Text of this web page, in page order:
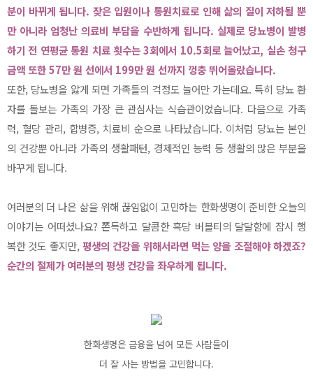
분이 바뀌게 됩니다. 잦은 입원이나 통원치료로 인해 삶의 질이 저하될 뿐
만 아니라 엄청난 의료비 부담을 수반하게 됩니다. 실제로 당뇨병이 발병
하기 전 연평균 통원 치료 횟수는 3회에서 10.5회로 늘어났고, 실손 청구
금액 또한 57만 원 선에서 199만 원 선까지 껑충 뛰어올랐습니다.
또한, 당뇨병을 앓게 되면 가족들의 걱정도 늘어만 가는데요. 특히 당뇨 환
자를 돌보는 가족의 가장 큰 관심사는 식습관이었습니다. 다음으로 가족
력, 혈당 관리, 합병증, 치료비 순으로 나타났습니다. 이처럼 당뇨는 본인
의 건강뿐 아니라 가족의 생활패턴, 경제적인 능력 등 생활의 많은 부분을
바꾸게 됩니다.
여러분의 더 나은 삶을 위해 끊임없이 고민하는 한화생명이 준비한 오늘의
이야기는 어떠셨나요? 쫀득하고 달콤한 흑당 버블티의 달달함에 잠시 행
복한 것도 좋지만, 평생의 건강을 위해서라면 먹는 양을 조절해야 하겠죠?
순간의 절제가 여러분의 평생 건강을 좌우하게 됩니다.
한화생명은 금융을 넘어 모든 사람들이
더 잘 사는 방법을 고민합니다.